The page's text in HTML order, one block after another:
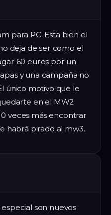
para PC. Esta bien el
deja de ser como el
60 euros por un
y una campaña no
único motivo que le
en el MW2
veces más encontrar
habrá pirado al mw3.
son nuevos